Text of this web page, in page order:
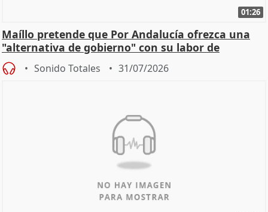
01:26
Maíllo pretende que Por Andalucía ofrezca una
"alternativa de gobierno" con su labor de
oposición
Sonido Totales 31/07/2026